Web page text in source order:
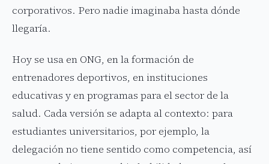
corporativos. Pero nadie imaginaba hasta dónde
llegaría.
Hoy se usa en ONG, en la formación de
entrenadores deportivos, en instituciones
educativas y en programas para el sector de la
salud. Cada versión se adapta al contexto: para
estudiantes universitarios, por ejemplo, la
delegación no tiene sentido como competencia, así